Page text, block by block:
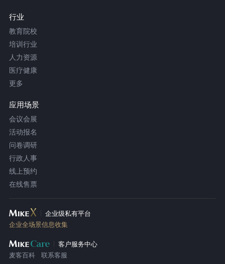
行业
教育院校
培训行业
人力资源
医疗健康
更多
应用场景
会议会展
活动报名
问卷调研
行政人事
线上预约
在线售票
企业级私有平台
企业全场景信息收集
客户服务中心
麦客百科
联系客服